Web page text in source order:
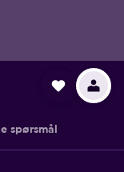
spørsmål